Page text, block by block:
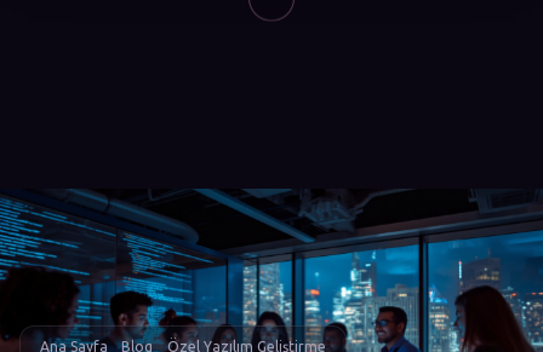
Ana Sayfa Blog Özel Yazılım Geliştirme